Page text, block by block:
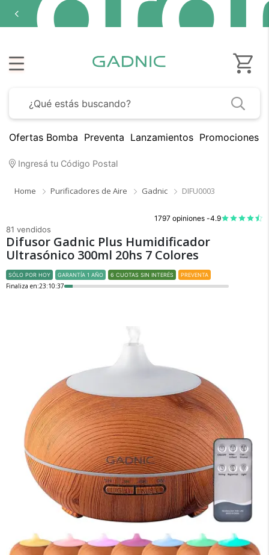
Ofertas Bomba Preventa Lanzamientos Promociones
Ingresá tu Código Postal
Home Purificadores de Aire Gadnic DIFU0003
1797 opiniones -4.9
81 vendidos
Difusor Gadnic Plus Humidificador
Ultrasónico 300ml 20hs 7 Colores
SÓLO POR HOY GARANTÍA 1 AÑO 6 CUOTAS SIN INTERÉS PREVENTA
Finaliza en:23:10:36